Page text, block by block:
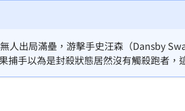
人出局滿壘，游擊手史汪森（Dansby
捕手以為是封殺狀態居然沒有觸殺跑者，
局。